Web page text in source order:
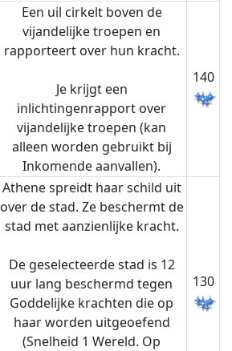
Een uil cirkelt boven de
vijandelijke troepen en
rapporteert over hun kracht.
Je krijgt een
inlichtingenrapport over
vijandelijke troepen (kan
alleen worden gebruikt bij
Inkomende aanvallen).
140
Athene spreidt haar schild uit
over de stad. Ze beschermt de
stad met aanzienlijke kracht.
De geselecteerde stad is 12
uur lang beschermd tegen
Goddelijke krachten die op
haar worden uitgeoefend
(Snelheid 1 Wereld. Op
130